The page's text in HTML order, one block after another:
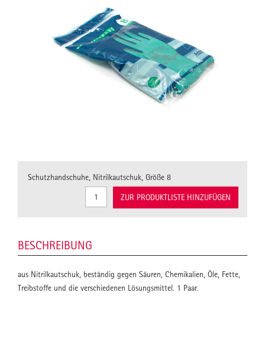
Schutzhandschuhe, Nitrilkautschuk, Größe 8
ZUR PRODUKTLISTE HINZUFÜGEN
BESCHREIBUNG
aus Nitrilkautschuk, beständig gegen Säuren, Chemikalien, Öle, Fette,
Treibstoffe und die verschiedenen Lösungsmittel. 1 Paar.